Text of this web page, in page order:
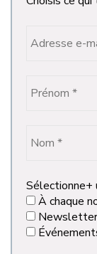
Sélectionne+
À chaque